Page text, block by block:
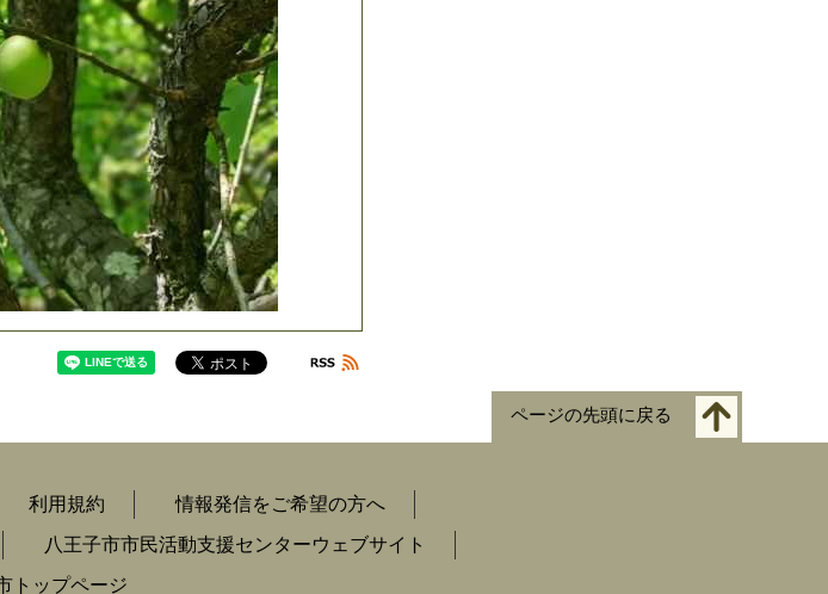
ページの先頭に戻る
利用規約
情報発信をご希望の方へ
八王子市市民活動支援センターウェブサイト
トップページ